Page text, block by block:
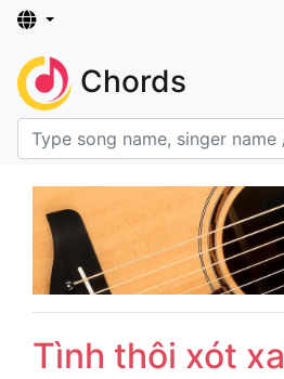
Chords
Tình thôi xót xa